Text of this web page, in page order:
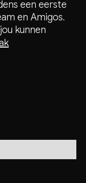
een eerste
en Amigos.
kunnen